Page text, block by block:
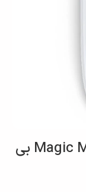
ماوس اپل مدل Magic Mouse A1657 بی